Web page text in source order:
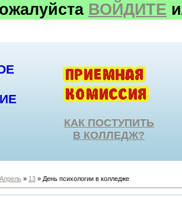
ВОЙДИТЕ
КАК ПОСТУПИТЬ
В КОЛЛЕДЖ?
Апрель » 13» День психологии в колледже